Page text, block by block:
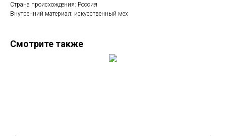
Страна происхождения: Россия
Внутренний материал: искусственный мех
Смотрите также